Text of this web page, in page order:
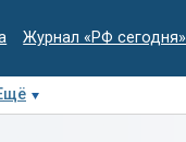
Журнал «РФ сегодня»